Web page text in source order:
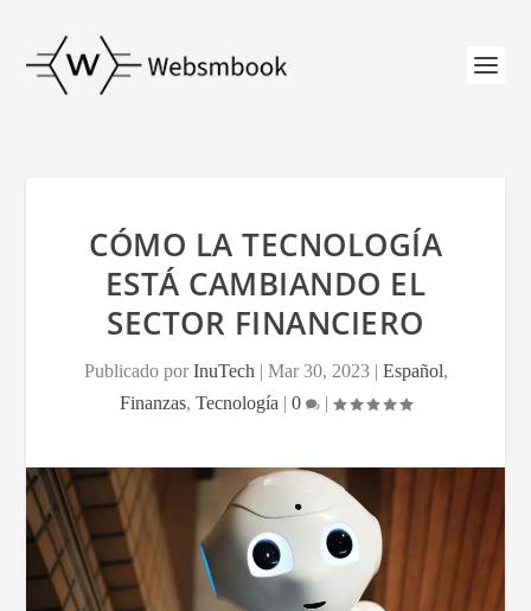
CÓMO LA TECNOLOGÍA
ESTÁ CAMBIANDO EL
SECTOR FINANCIERO
Publicado porInuTech | Mar 30, 2023| Español,
Finanzas, Tecnología | 0 |